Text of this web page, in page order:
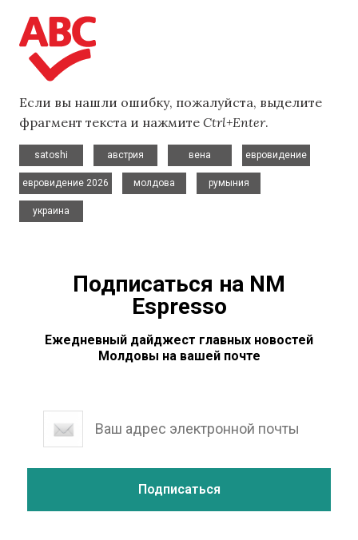
Если вы нашли ошибку, пожалуйста, выделите
фрагмент текста и нажмите Ctrl+Enter.
satoshi
австрия
вена
евровидение
евровидение 2026
молдова
румыния
украина
Подписаться на NM
Espresso
Ежедневный дайджест главных новостей
Молдовы на вашей почте